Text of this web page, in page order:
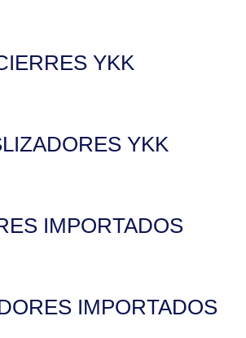
YKK
YKK
IMPORTADOS
IMPORTADOS